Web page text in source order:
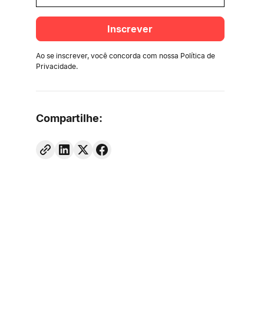
Ao se inscrever, você concorda com nossa Política de
Privacidade.
Compartilhe: